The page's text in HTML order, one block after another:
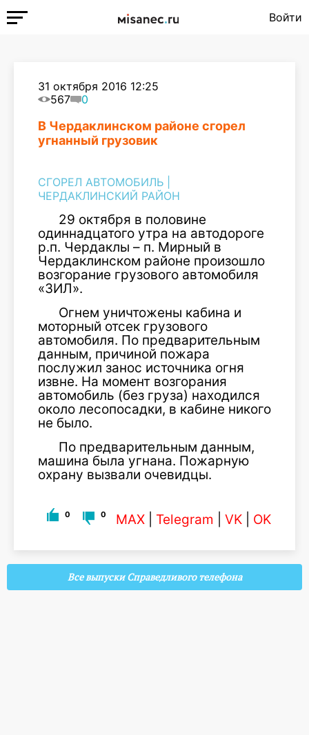
Войти
31 октября 2016 12:25
567
0
В Чердаклинском районе сгорел
угнанный грузовик
СГОРЕЛ АВТОМОБИЛЬ
ЧЕРДАКЛИНСКИЙ РАЙОН
29 октября в половине
одиннадцатого утра на автодороге
р.п. Чердаклы – п. Мирный в
Чердаклинском районе произошло
возгорание грузового автомобиля
«ЗИЛ».
Огнем уничтожены кабина и
моторный отсек грузового
автомобиля. По предварительным
данным, причиной пожара
послужил занос источника огня
извне. На момент возгорания
автомобиль (без груза) находился
около лесопосадки, в кабине никого
не было.
По предварительным данным,
машина была угнана. Пожарную
охрану вызвали очевидцы.
0 0 MAX Telegram VK OK
Все выпуски Справедливого телефона